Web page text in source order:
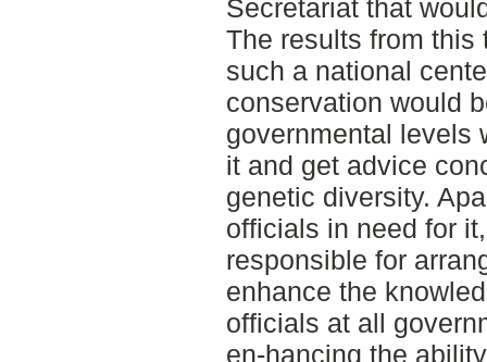
Secretariat that
The results from this
such a national
conservation would
governmental levels
it and get advice
genetic diversity.
officials in need for
responsible for
enhance the
officials at all
en-hancing the